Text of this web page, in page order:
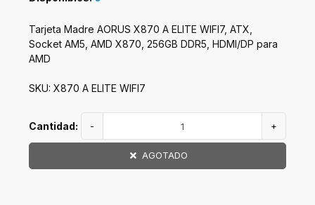
Tarjeta Madre AORUS X870 A ELITE WIFI7, ATX,
Socket AM5, AMD X870, 256GB DDR5, HDMI/DP para
AMD
SKU: X870 A ELITE WIFI7
Cantidad: - +
AGOTADO